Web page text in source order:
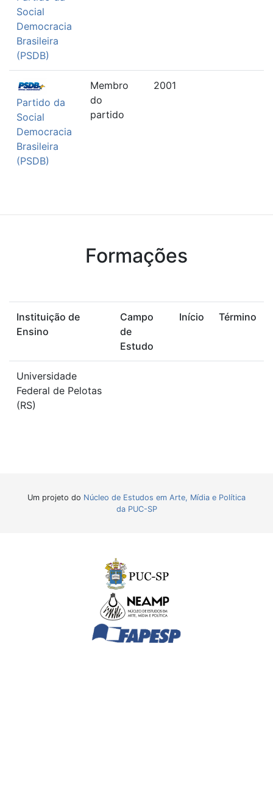
Social
Democracia
Brasileira
(PSDB)
Partido da
Social
Democracia
Brasileira
(PSDB)
Membro
do
partido
2001
Formações
Instituição de
Ensino
Campo
de
Estudo
Início Término
Universidade
Federal de Pelotas
(RS)
Um projeto do Núcleo de Estudos em Arte, Mídia e Política
da PUC-SP